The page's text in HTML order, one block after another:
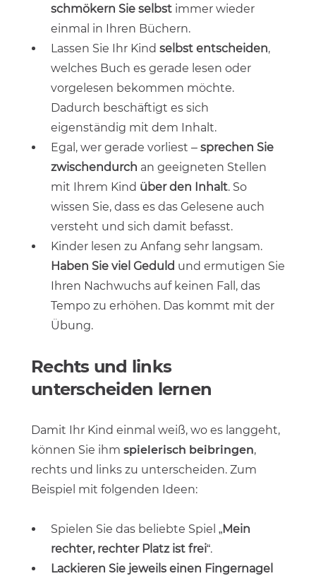
schmökern Sie selbst immer wieder
einmal in Ihren Büchern.
Lassen Sie Ihr Kind selbst entscheiden,
welches Buch es gerade lesen oder
vorgelesen bekommen möchte.
Dadurch beschäftigt es sich
eigenständig mit dem Inhalt.
Egal, wer gerade vorliest – sprechen Sie
zwischendurch an geeigneten Stellen
mit Ihrem Kind über den Inhalt. So
wissen Sie, dass es das Gelesene auch
versteht und sich damit befasst.
Kinder lesen zu Anfang sehr langsam.
Haben Sie viel Geduld und ermutigen Sie
Ihren Nachwuchs auf keinen Fall, das
Tempo zu erhöhen. Das kommt mit der
Übung.
Rechts und links
unterscheiden lernen
Damit Ihr Kind einmal weiß, wo es langgeht,
können Sie ihm spielerisch beibringen,
rechts und links zu unterscheiden. Zum
Beispiel mit folgenden Ideen:
Spielen Sie das beliebte Spiel „Mein
rechter, rechter Platz ist frei“.
Lackieren Sie jeweils einen Fingernagel